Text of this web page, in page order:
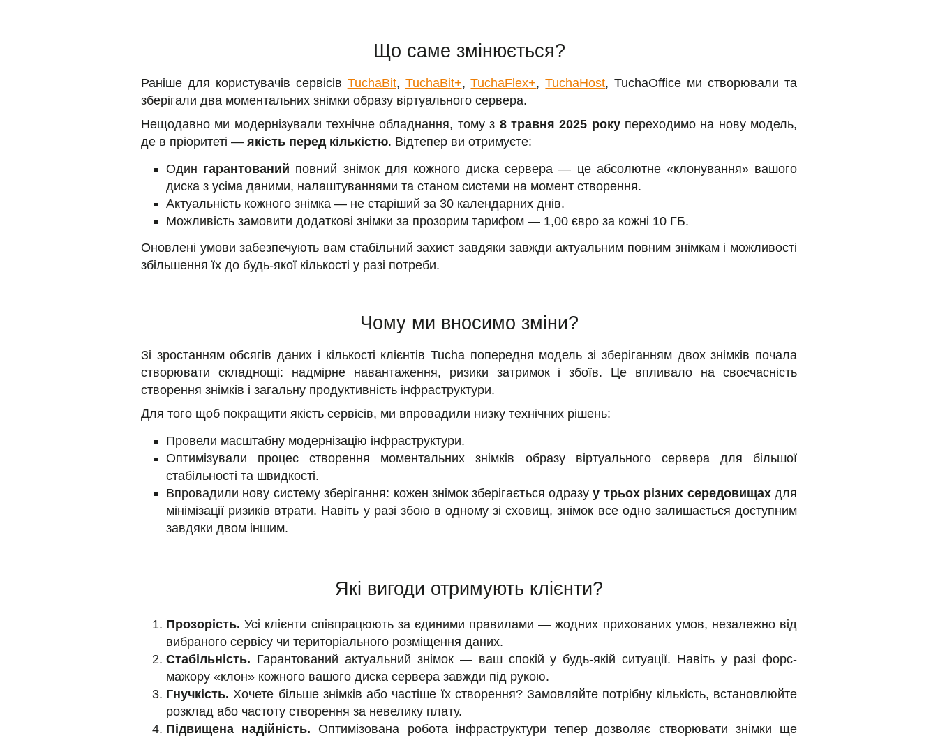
Що саме змінюється?
Раніше для користувачів сервісів TuchaBit, TuchaBit+,TuchaFlex+,TuchaHost, TuchaOffice ми створювали та
зберігали два моментальних знімки образу віртуального сервера.
Нещодавно ми модернізували технічне обладнання, тому з 8 травня 2025 рокупереходимо на нову модель,
де в пріоритеті — якість перед кількістю. Відтепер ви отримуєте:
Один гарантований повний знімок для кожного диска сервера — це абсолютне «клонування» вашого
диска з усіма даними, налаштуваннями та станом системи на момент створення.
Актуальність кожного знімка — не старіший за 30 календарних днів.
Можливість замовити додаткові знімки за прозорим тарифом — 1,00 євро за кожні 10 ГБ.
Оновлені умови забезпечують вам стабільний захист завдяки завжди актуальним повним знімкам і можливості
збільшення їх до будь-якої кількості у разі потреби.
Чому ми вносимо зміни?
Зі зростанням обсягів даних і кількості клієнтів Tucha попередня модель зі зберіганням двох знімків почала
створювати складнощі: надмірне навантаження, ризики затримок і збоїв. Це впливало на своєчасність
створення знімків і загальну продуктивність інфраструктури.
Для того щоб покращити якість сервісів, ми впровадили низку технічних рішень:
Провели масштабну модернізацію інфраструктури.
Оптимізували процес створення моментальних знімків образу віртуального сервера для більшої
стабільності та швидкості.
Впровадили нову систему зберігання: кожен знімок зберігається одразуу трьох різних середовищахдля
мінімізації ризиків втрати. Навіть у разі збою в одному зі сховищ, знімок все одно залишається доступним
завдяки двом іншим.
Які вигоди отримують клієнти?
Прозорість. Усі клієнти співпрацюють за єдиними правилами — жодних прихованих умов, незалежно від
вибраного сервісу чи територіального розміщення даних.
Стабільність. Гарантований актуальний знімок — ваш спокій у будь-якій ситуації. Навіть у разі форс-
мажору «клон» кожного вашого диска сервера завжди під рукою.
Гнучкість. Хочете більше знімків або частіше їх створення? Замовляйте потрібну кількість, встановлюйте
розклад або частоту створення за невелику плату.
Підвищена надійність. Оптимізована робота інфраструктури тепер дозволяє створювати знімки ще